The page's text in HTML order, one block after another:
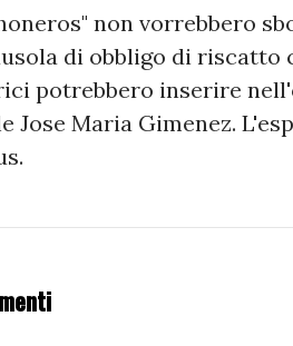
non vorrebbero
di obbligo di riscatto
potrebbero inserire
Jose Maria Gimenez.